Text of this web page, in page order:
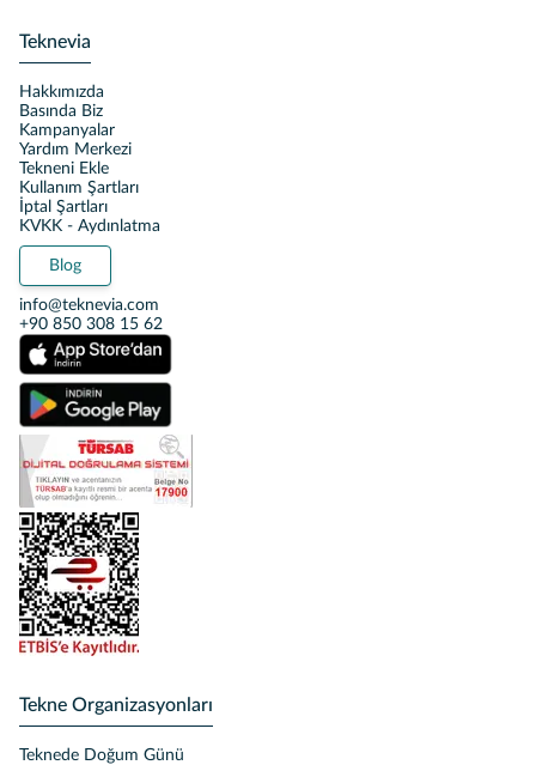
Teknevia
Hakkımızda
Basında Biz
Kampanyalar
Yardım Merkezi
Tekneni Ekle
Kullanım Şartları
İptal Şartları
KVKK - Aydınlatma
Blog
info@teknevia.com
+90 850 308 15 62
Tekne Organizasyonları
Teknede Doğum Günü